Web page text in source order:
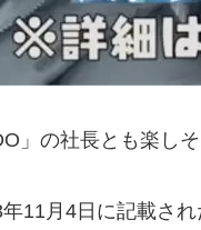
」の社長とも楽し
11月4日に記載さ